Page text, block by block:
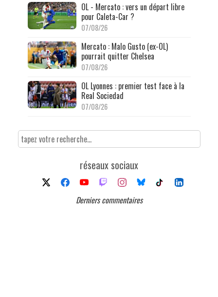
OL - Mercato : vers un départ libre
pour Caleta-Car ?
07/08/26
Mercato : Malo Gusto (ex-OL)
pourrait quitter Chelsea
07/08/26
OL Lyonnes : premier test face à la
Real Sociedad
07/08/26
réseaux sociaux
Derniers commentaires